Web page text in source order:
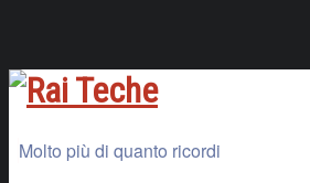
Molto più di quanto ricordi